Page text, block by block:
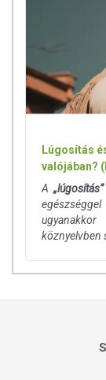
Lúgosítás
valójában?
A„lúgosítás”
köznyelvben